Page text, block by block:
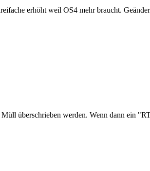
erhöht weil OS4 mehr braucht.
überschrieben werden. Wenn dann ein